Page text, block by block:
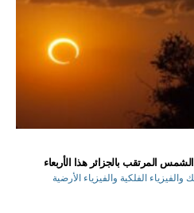
المرتقب بالجزائر هذا الأربعاء
والفيزياء الفلكية والفيزياء الأرضية